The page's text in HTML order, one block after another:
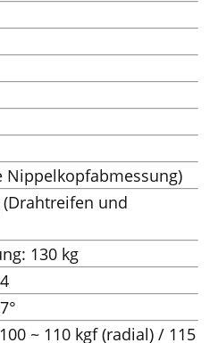
Nippelkopfabmessung)
(Drahtreifen und
130 kg
~ 110 kgf (radial) / 115